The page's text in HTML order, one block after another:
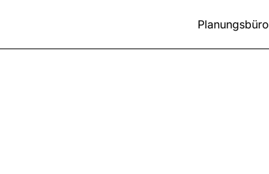
Planungsbüro